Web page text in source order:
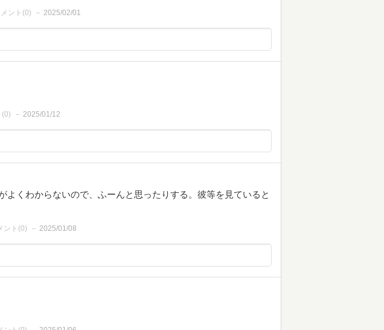
メント(0) 2025/02/01
(0) 2025/01/12
よくわからないので、ふーんと思ったりする。彼等を見ていると
ント(0) 2025/01/08